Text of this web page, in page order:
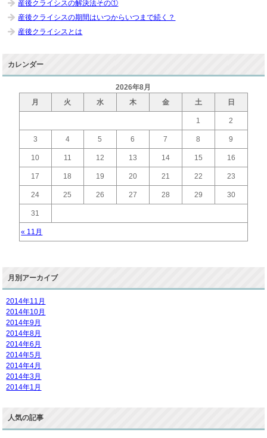
産後クライシスの解決法その①
産後クライシスの期間はいつからいつまで続く？
産後クライシスとは
カレンダー
2026年8月
月
火 水 木 金 土 日
« 11月
1 2
3 4 5 6 7 8 9
10 11 12 13 14 15 16
17 18 19 20 21 22 23
24 25 26 27 28 29 30
31
月別アーカイブ
2014年11月
2014年10月
2014年9月
2014年8月
2014年6月
2014年5月
2014年4月
2014年3月
2014年1月
人気の記事